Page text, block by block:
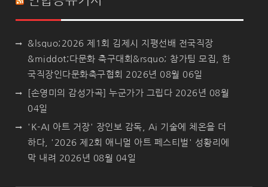
&lsquo;2026 제1회 김제시 지평선배 전국직장
&middot;다문화 축구대회&rsquo; 참가팀 모집, 한
국직장인다문화축구협회 2026년 08월 06일
[손영미의 감성가곡] 누군가가 그립다 2026년 08월
04일
'K-AI 아트 거장' 장인보 감독, Ai 기술에 체온을 더
하다, '2026 제2회 애니멀 아트 페스티벌' 성황리에
막 내려 2026년 08월 04일